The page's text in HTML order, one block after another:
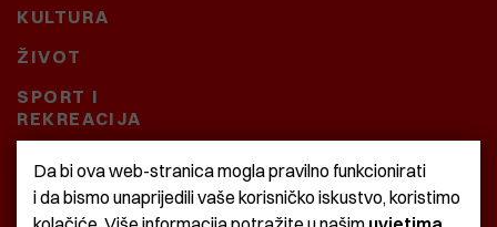
KULTURA
ŽIVOT
SPORT I
REKREACIJA
CRNA KRONIKA
BAŠTARDINI I PRAVI
Da bi ova web-stranica mogla pravilno funkcionirati
i da bismo unaprijedili vaše korisničko iskustvo, koristimo